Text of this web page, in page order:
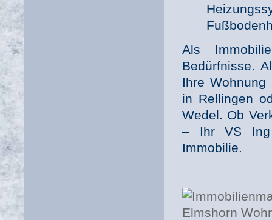
Als
Bedürfnisse.
Ihre Wohnung
in Rellingen
Wedel. Ob
– Ihr VS Ing
Immobilie.